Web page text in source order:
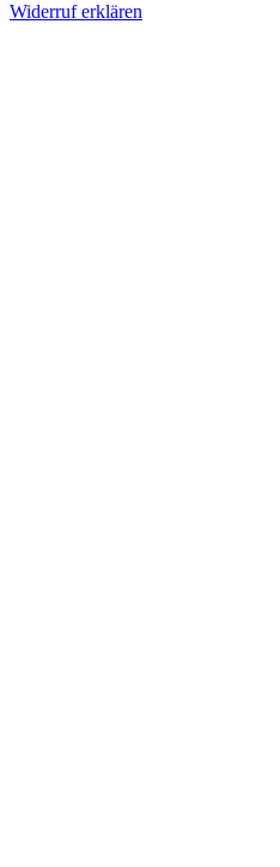
Widerruf erklären